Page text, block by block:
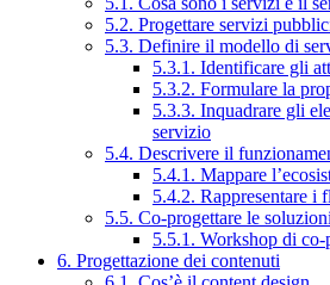
5.2. Progettare servizi
5.3. Definire il modello di
5.3.1. Identificare gli
5.3.2. Formulare la
5.3.3. Inquadrare gli
servizio
5.4. Descrivere il
5.4.1. Mappare
5.4.2. Rappresentare i
5.5. Co-progettare le soluzioni
5.5.1. Workshop di co-
6. Progettazione dei contenuti